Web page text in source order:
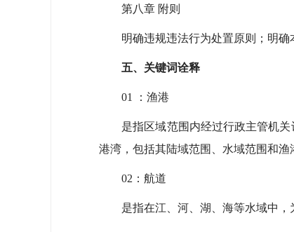
第八章 附则
明确违规违法行为处置原则；明确
五、关键词诠释
01 ：渔港
是指区域范围内经过行政主管机关
港湾，包括其陆域范围、水域范围和渔
02：航道
是指在江、河、湖、海等水域中，为